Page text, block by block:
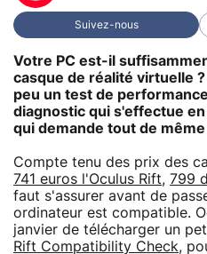
Suivez-nous
Votre PC est-il
casque de réalité virtuelle
peu un test de
diagnostic qui s'effectue
qui demande tout de
Compte tenu des prix des
741 euros l'Oculus Rift, 799
faut s'assurer avant de
ordinateur est compatible.
janvier de télécharger un
Rift Compatibility Check,